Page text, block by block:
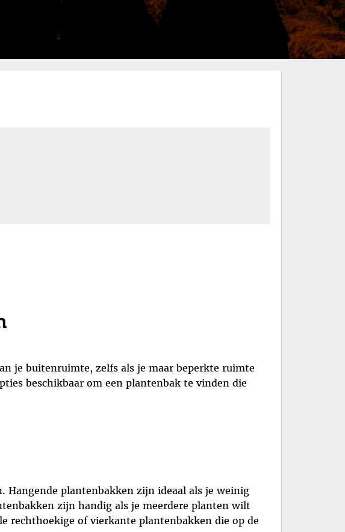
je buitenruimte, zelfs als je maar beperkte ruimte
beschikbaar om een plantenbak te vinden die
plantenbakken zijn ideaal als je weinig
zijn handig als je meerdere planten wilt
rechthoekige of vierkante plantenbakken die op de